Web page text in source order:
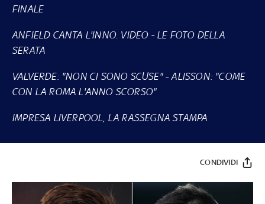
FINALE
ANFIELD CANTA L'INNO. VIDEO- LE FOTO DELLA
SERATA
VALVERDE: "NON CI SONO SCUSE"-ALISSON: "COME
CON LA ROMA L'ANNO SCORSO"
IMPRESA LIVERPOOL, LA RASSEGNA STAMPA
CONDIVIDI